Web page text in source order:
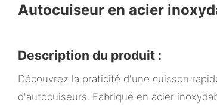
Autocuiseur en acier
Description du produit :
Découvrez la praticité d'une cuisson
d'autocuiseurs. Fabriqué en acier